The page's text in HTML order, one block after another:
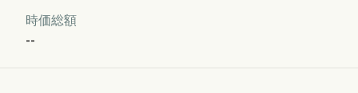
時価総額
--